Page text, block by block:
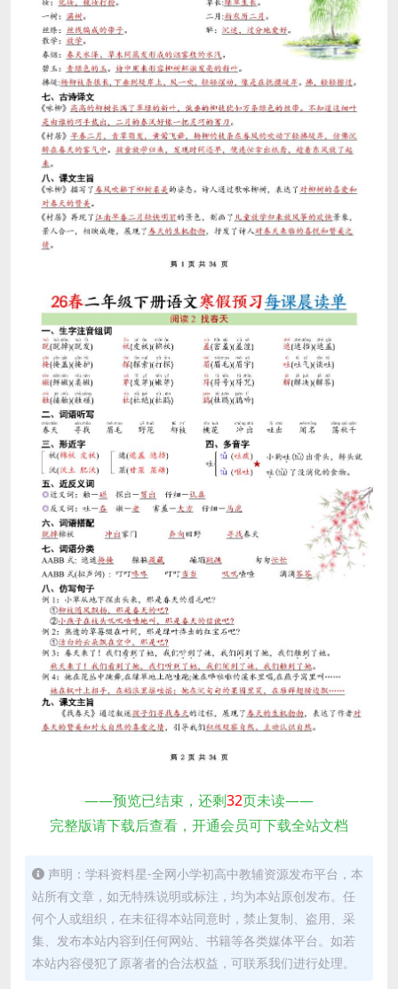
——预览已结束，还剩32页未读——
完整版请下载后查看，开通会员可下载全站文档
声明：学科资料星-全网小学初高中教辅资源发布平台，本
站所有文章，如无特殊说明或标注，均为本站原创发布。任
何个人或组织，在未征得本站同意时，禁止复制、盗用、采
集、发布本站内容到任何网站、书籍等各类媒体平台。如若
本站内容侵犯了原著者的合法权益，可联系我们进行处理。